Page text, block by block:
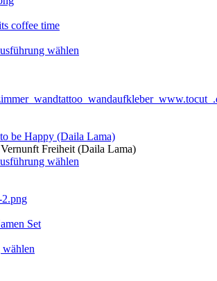
coffee time
wählen
be Happy (Daila Lama)
Freiheit (Daila Lama)
wählen
Set